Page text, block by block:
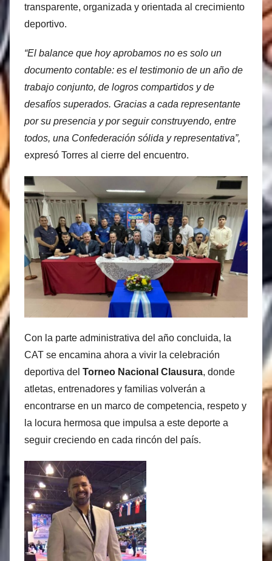
transparente, organizada y orientada al crecimiento
deportivo.
“El balance que hoy aprobamos no es solo un
documento contable: es el testimonio de un año de
trabajo conjunto, de logros compartidos y de
desafíos superados. Gracias a cada representante
por su presencia y por seguir construyendo, entre
todos, una Confederación sólida y representativa”,
expresó Torres al cierre del encuentro.
Con la parte administrativa del año concluida, la
CAT se encamina ahora a vivir la celebración
deportiva del Torneo Nacional Clausura, donde
atletas, entrenadores y familias volverán a
encontrarse en un marco de competencia, respeto y
la locura hermosa que impulsa a este deporte a
seguir creciendo en cada rincón del país.